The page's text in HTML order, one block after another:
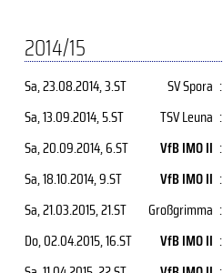
2014/15
Sa, 23.08.2014, 3.ST SV Spora :
Sa, 13.09.2014, 5.ST TSV Leuna :
Sa, 20.09.2014, 6.ST VfB IMO II :
Sa, 18.10.2014, 9.ST VfB IMO II :
Sa, 21.03.2015, 21.ST Großgrimma :
Do, 02.04.2015, 16.ST VfB IMO II :